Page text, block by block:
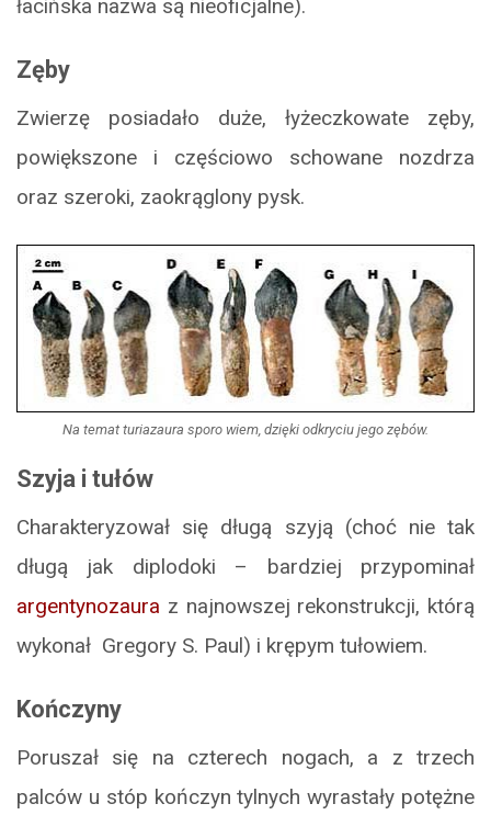
łacińska nazwa są nieoficjalne).
Zęby
Zwierzę posiadało duże, łyżeczkowate zęby,
powiększone i częściowo schowane nozdrza
oraz szeroki, zaokrąglony pysk.
Na temat turiazaura sporo wiem, dzięki odkryciu jego zębów.
Szyja i tułów
Charakteryzował się długą szyją (choć nie tak
długą jak diplodoki – bardziej przypominał
argentynozaura z najnowszej rekonstrukcji, którą
wykonał Gregory S. Paul) i krępym tułowiem.
Kończyny
Poruszał się na czterech nogach, a z trzech
palców u stóp kończyn tylnych wyrastały potężne